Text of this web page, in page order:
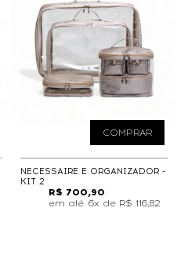
COMPRAR
NECESSAIRE E ORGANIZADOR -
KIT 2
R$ 700,90
6x de R$ 116,82